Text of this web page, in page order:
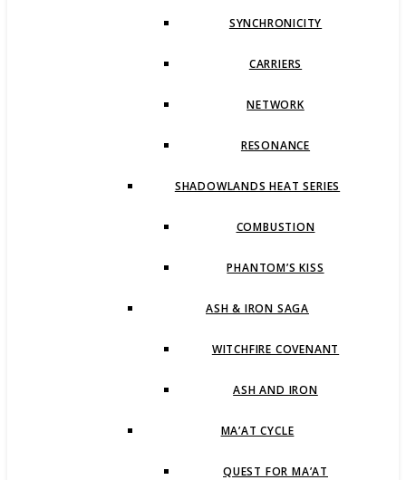
SYNCHRONICITY
CARRIERS
NETWORK
RESONANCE
SHADOWLANDS HEAT SERIES
COMBUSTION
PHANTOM’S KISS
ASH & IRON SAGA
WITCHFIRE COVENANT
ASH AND IRON
MA’AT CYCLE
QUEST FOR MA’AT